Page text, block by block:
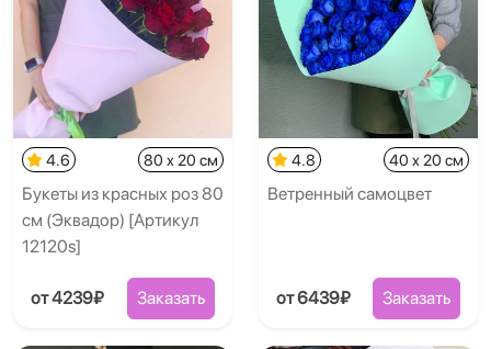
4.6 80 x 20 см
Букеты из красных роз 80
см (Эквадор) [Артикул
12120s]
от 4239₽ Заказать
4.8 40 x 20 см
Ветренный самоцвет
от 6439₽ Заказать